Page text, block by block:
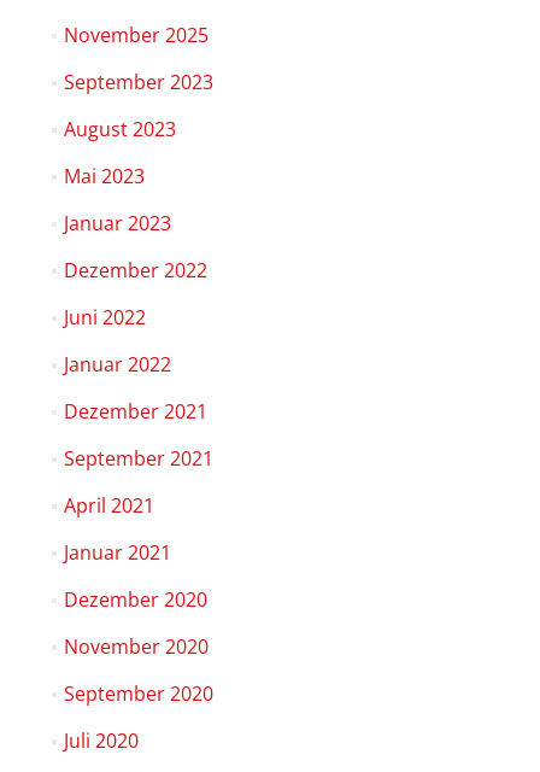
November 2025
September 2023
August 2023
Mai 2023
Januar 2023
Dezember 2022
Juni 2022
Januar 2022
Dezember 2021
September 2021
April 2021
Januar 2021
Dezember 2020
November 2020
September 2020
Juli 2020